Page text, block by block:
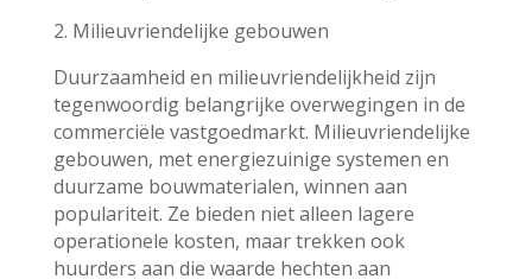
2. Milieuvriendelijke gebouwen
Duurzaamheid en milieuvriendelijkheid zijn
tegenwoordig belangrijke overwegingen in de
commerciële vastgoedmarkt. Milieuvriendelijke
gebouwen, met energiezuinige systemen en
duurzame bouwmaterialen, winnen aan
populariteit. Ze bieden niet alleen lagere
operationele kosten, maar trekken ook
huurders aan die waarde hechten aan